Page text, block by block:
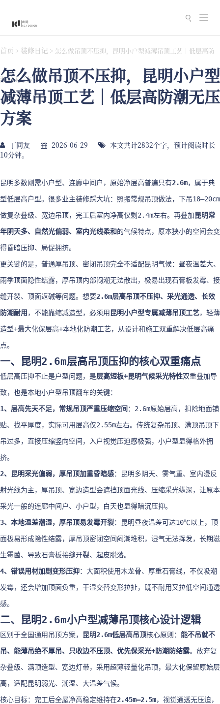
切
换
导
航
首页 > 装修日记 > 怎么做吊顶不压抑，昆明小户型减薄吊顶工艺｜低层高防
潮无压方案
怎么做吊顶不压抑，昆明小户型
减薄吊顶工艺｜低层高防潮无压
方案
丁同友 2026-06-29
本文共计2832个字，预计阅读时长
10分钟。
昆明多数刚需小户型、连廊中间户，原始净层高普遍只有2.6m，属于典
型低层高户型。很多业主装修踩大坑：照搬常规吊顶做法，下吊18–20cm
做复杂叠级、宽边吊顶，完工后室内净高仅剩2.4m左右。再叠加昆明常
年阴天多、自然光偏弱、室内光线柔和的气候特点，原本狭小的空间会变
得昏暗压抑、局促拥挤。
更关键的是，普通厚吊顶、密闭吊顶完全不适配昆明气候：昼夜温差大、
雨季顶面隐性结露，厚吊顶内部闷潮无法散出，极易出现石膏板发霉、接
缝开裂、顶面返碱等问题。想要2.6m层高吊顶不压抑、采光通透、长效
防潮耐用 ，不能靠缩减造型，必须用 昆明小户型专属减薄吊顶工艺，轻薄
造型+最大化保层高+本地化防潮工艺，从设计和施工双重解决低层高痛
点。
一、昆明2.6m层高吊顶压抑的核心双重痛点
低层高压抑不止是户型问题，是层高短板+昆明气候采光特性双重叠加导
致，也是本地小户型吊顶翻车的关键：
1、层高先天不足，常规吊顶严重压缩空间 ：2.6m原始层高，扣除地面铺
贴、找平厚度，实际可用层高仅2.55m左右。传统复杂吊顶、满顶吊顶下
吊过多，直接压缩竖向空间，入户视觉压迫感极强，小户型显得格外拥
挤。
2、昆明采光偏弱，厚吊顶加重昏暗感：昆明多阴天、雾气重、室内漫反
射光线为主，厚吊顶、宽边造型会遮挡顶面光线、压缩采光纵深，让原本
采光一般的连廊中间户、小户型，白天也显得暗沉压抑。
3、本地温差潮湿，厚吊顶易发霉开裂：昆明昼夜温差可达10℃以上，顶
面极易形成隐性结露，厚吊顶密闭空间闷潮堆积，湿气无法挥发，长期滋
生霉菌、导致石膏板接缝开裂、起皮脱落。
4、错误用材加剧变形压抑：大面积使用木龙骨、厚重石膏线，不仅吸潮
发霉，还会增加顶面负重，干湿交替变形拉扯，既不耐用又拉低空间通透
感。
二、昆明2.6m小户型减薄吊顶核心设计逻辑
区别于全国通用吊顶方案， 昆明2.6m低层高吊顶核心原则： 能不吊就不
吊、能薄吊绝不厚吊、只收边不压顶、优先保采光+防潮防结露。放弃复
杂叠级、满顶造型、宽边灯带，采用超薄轻量化吊顶，最大化保留原始层
高，适配昆明弱光、潮湿、大温差气候。
核心目标：完工后全屋净高稳定维持在2.45m–2.5m，视觉通透无压迫，